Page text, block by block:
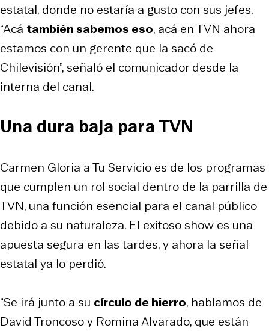
estatal, donde no estaría a gusto con sus jefes.
“Acá también sabemos eso, acá en TVN ahora
estamos con un gerente que la sacó de
Chilevisión”, señaló el comunicador desde la
interna del canal.
Una dura baja para TVN
Carmen Gloria a Tu Servicio es de los programas
que cumplen un rol social dentro de la parrilla de
TVN, una función esencial para el canal público
debido a su naturaleza. El exitoso show es una
apuesta segura en las tardes, y ahora la señal
estatal ya lo perdió.
“Se irá junto a su círculo de hierro, hablamos de
David Troncoso y Romina Alvarado, que están